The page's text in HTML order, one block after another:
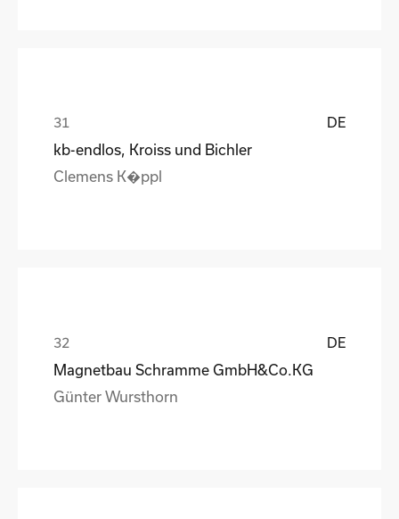
DE
kb-endlos, Kroiss und Bichler
Clemens K�ppl
DE
Magnetbau Schramme GmbH&Co.KG
Günter Wursthorn